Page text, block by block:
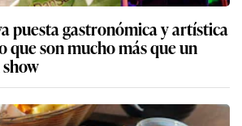
puesta gastronómica y artística
que son mucho más que un